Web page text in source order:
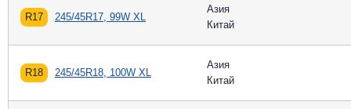
R17 245/45R17, 99W XL
Азия
Китай
R18 245/45R18, 100W XL
Азия
Китай